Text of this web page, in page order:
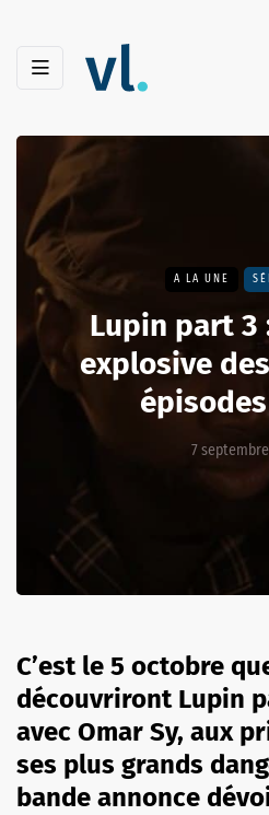
A LA UNE
Lupin part 3
explosive
7
C’est le 5 octobre
découvriront Lupin
avec Omar Sy, aux
ses plus grands
bande annonce